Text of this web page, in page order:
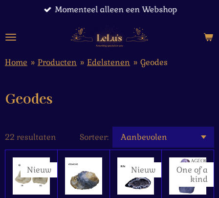
naar
hoofdinhoud
Momenteel alleen een Webshop
Home » Producten » Edelstenen » Geodes
Geodes
22 resultaten Sorteer:
Nieuw Nieuw
One of a
kind